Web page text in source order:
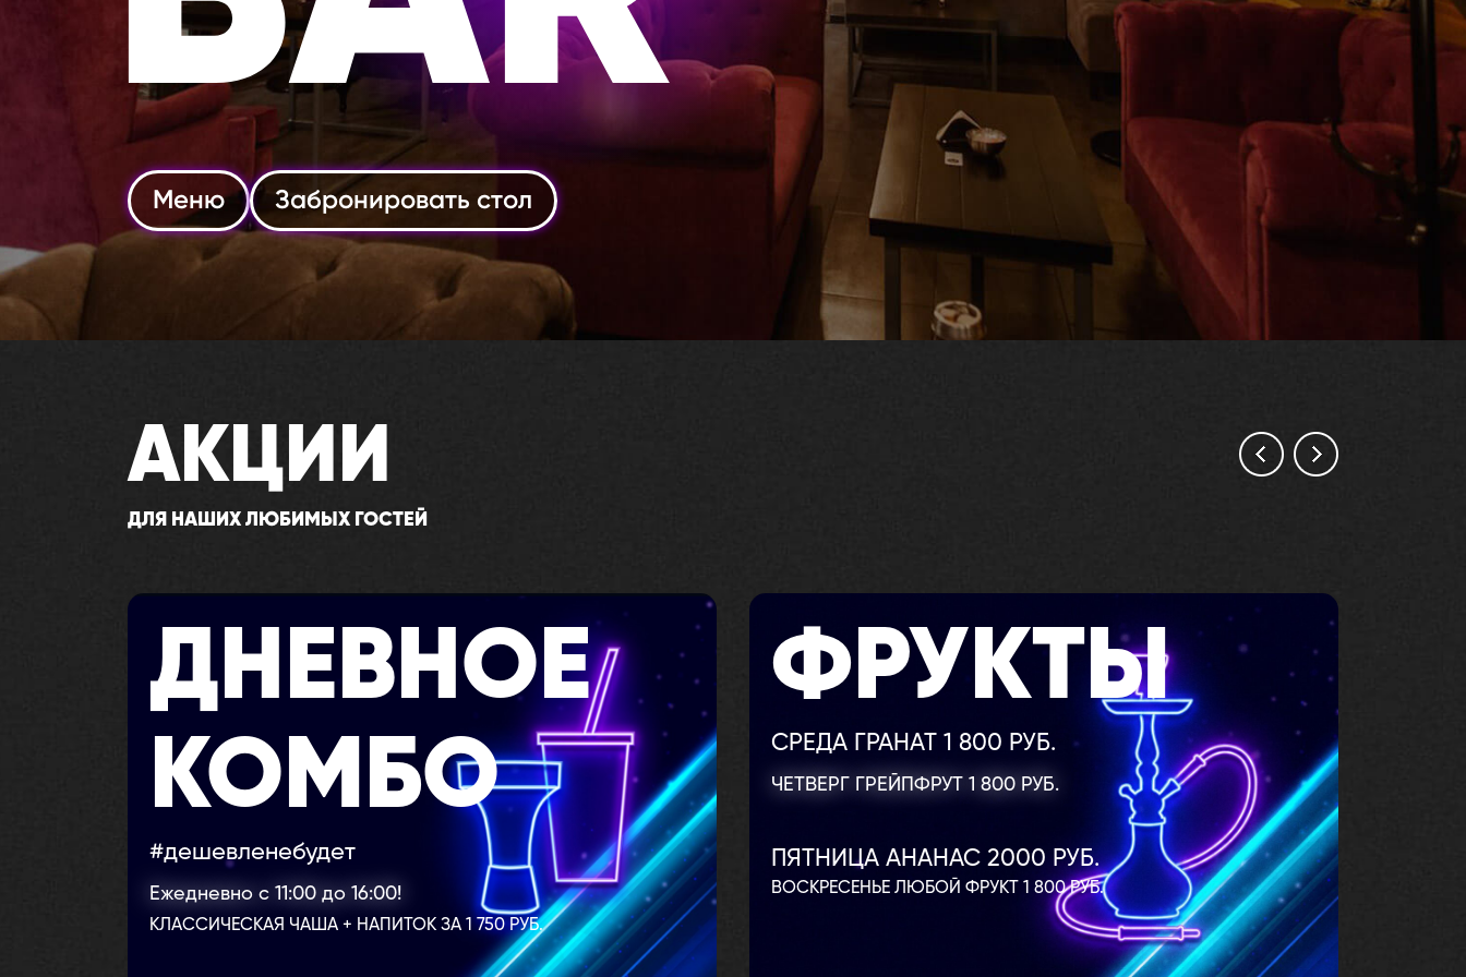
Меню Забронировать стол
АКЦИИ
ДЛЯ НАШИХ ЛЮБИМЫХ ГОСТЕЙ
ДНЕВНОЕ
КОМБО
#дешевленебудет
Ежедневно с 11:00 до 16:00!
КЛАССИЧЕСКАЯ ЧАША + НАПИТОК ЗА 1 750 РУБ.
ФРУКТЫ
СРЕДА ГРАНАТ 1 800 РУБ.
ЧЕТВЕРГ ГРЕЙПФРУТ 1 800 РУБ.
ПЯТНИЦА АНАНАС 2000 РУБ.
ВОСКРЕСЕНЬЕ ЛЮБОЙ ФРУКТ 1 800 РУБ.